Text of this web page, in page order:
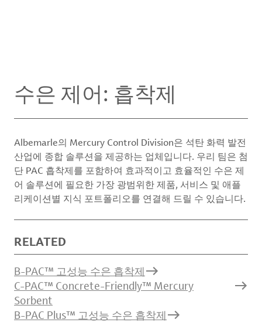
수은 제어: 흡착제
Albemarle의 Mercury Control Division은 석탄 화력 발전
산업에 종합 솔루션을 제공하는 업체입니다. 우리 팀은 첨
단 PAC 흡착제를 포함하여 효과적이고 효율적인 수은 제
어 솔루션에 필요한 가장 광범위한 제품, 서비스 및 애플
리케이션별 지식 포트폴리오를 연결해 드릴 수 있습니다.
RELATED
B-PAC™ 고성능 수은 흡착제
C-PAC™ Concrete-Friendly™ Mercury
Sorbent
B-PAC Plus™ 고성능 수은 흡착제